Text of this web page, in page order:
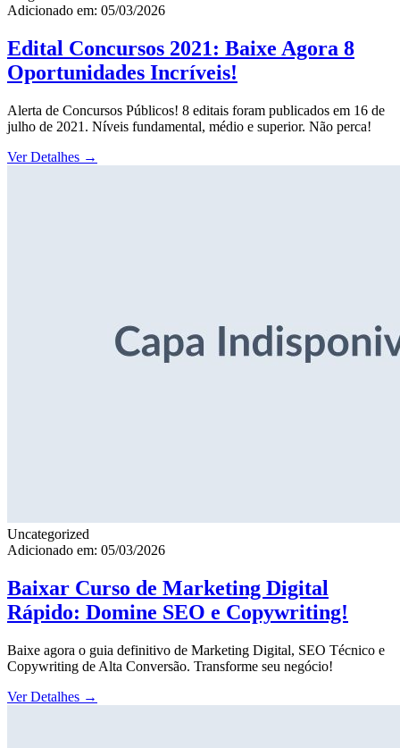
Adicionado em: 05/03/2026
Edital Concursos 2021: Baixe Agora 8
Oportunidades Incríveis!
Alerta de Concursos Públicos! 8 editais foram publicados em 16 de
julho de 2021. Níveis fundamental, médio e superior. Não perca!
Ver Detalhes →
Uncategorized
Adicionado em: 05/03/2026
Baixar Curso de Marketing Digital
Rápido: Domine SEO e Copywriting!
Baixe agora o guia definitivo de Marketing Digital, SEO Técnico e
Copywriting de Alta Conversão. Transforme seu negócio!
Ver Detalhes →